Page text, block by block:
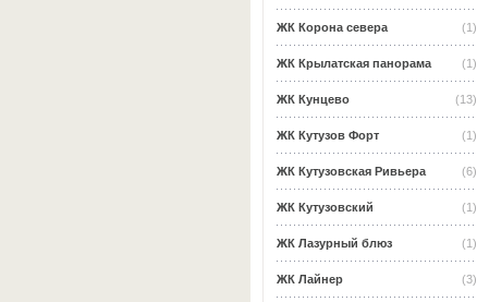
(1)
ЖК Корона севера
(1)
ЖК Крылатская панорама
(13)
ЖК Кунцево
(1)
ЖК Кутузов Форт
(6)
ЖК Кутузовская Ривьера
(1)
ЖК Кутузовский
(1)
ЖК Лазурный блюз
(3)
ЖК Лайнер